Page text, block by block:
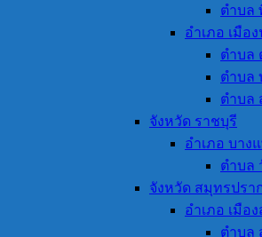
ตำบล
อำเภอ เมือ
ตำบล
ตำบล
ตำบล
จังหวัด ราชบุรี
อำเภอ บาง
ตำบล
จังหวัด สมุทรปรา
อำเภอ เมือ
ตำบล